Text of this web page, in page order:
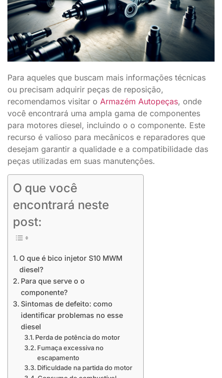
Para aqueles que buscam mais informações técnicas
ou precisam adquirir peças de reposição,
recomendamos visitar o Armazém Autopeças, onde
você encontrará uma ampla gama de componentes
para motores diesel, incluindo o o componente. Este
recurso é valioso para mecânicos e reparadores que
desejam garantir a qualidade e a compatibilidade das
peças utilizadas em suas manutenções.
O que você
encontrará neste
post:
O que é bico injetor S10 MWM
diesel?
Para que serve o o
componente?
Sintomas de defeito: como
identificar problemas no esse
diesel
Perda de potência do motor
Fumaça excessiva no
escapamento
Dificuldade na partida do motor